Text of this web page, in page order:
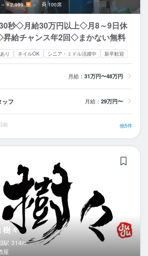
～￥2,999 － 100席
秒◇月給30万円以上◇月8～9日休
給チャンス年2回◇まかない無料
り ネイルOK シニア・ミドル活躍中 新卒歓迎
月給： 31万円〜48万円
ッフ 月給： 29万円〜
前 他5件
樹々
駅 314m
屋